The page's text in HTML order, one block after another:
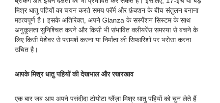
मिश्र धातु पहियों का चयन करते समय फॉर्म और फ़ंक्शन के बीच संतुलन बनाना
महत्वपूर्ण है। इसके अतिरिक्त, अपने Glanza के सस्पेंशन सिस्टम के साथ
अनुकूलता सुनिश्चित करने और किसी भी संभावित क्लीयरेंस समस्या से बचने के
लिए किसी पेशेवर से परामर्श करना या निर्माता की सिफारिशों पर भरोसा करना
उचित है।
आपके मिश्र धातु पहियों की देखभाल और रखरखाव
एक बार जब आप अपने पसंदीदा टोयोटा ग्लैंज़ा मिश्र धातु पहियों को चुन लेते हैं